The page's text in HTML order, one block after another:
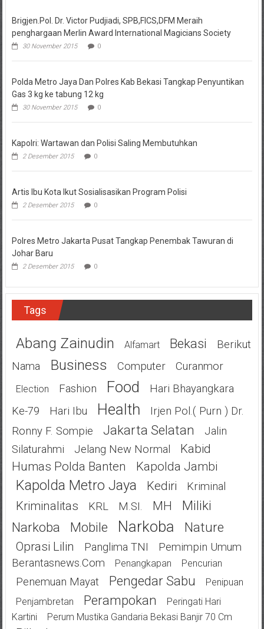
Brigjen.Pol. Dr. Victor Pudjiadi, SPB,FICS,DFM Meraih
penghargaan Merlin Award International Magicians Society
30 November 2015 0
Polda Metro Jaya Dan Polres Kab Bekasi Tangkap Penyuntikan
Gas 3 kg ke tabung 12 kg
30 November 2015 0
Kapolri: Wartawan dan Polisi Saling Membutuhkan
2 Desember 2015 0
Artis Ibu Kota Ikut Sosialisasikan Program Polisi
2 Desember 2015 0
Polres Metro Jakarta Pusat Tangkap Penembak Tawuran di
Johar Baru
2 Desember 2015 0
Tags
Abang Zainudin Alfamart Bekasi
Berikut
Nama
Business Computer Curanmor
Election Fashion Food
Hari Bhayangkara
Ke-79
Hari Ibu Health
Irjen Pol.( Purn ) Dr.
Ronny F. Sompie
Jakarta Selatan
Jalin
Silaturahmi
Jelang New Normal
Kabid
Humas Polda Banten
Kapolda Jambi
Kapolda Metro Jaya Kediri Kriminal
Kriminalitas KRL M.SI. MH
Miliki
Narkoba
Mobile Narkoba Nature
Oprasi Lilin Panglima TNI
Pemimpin Umum
Berantasnews.com
Penangkapan Pencurian
Penemuan Mayat Pengedar Sabu
Penipuan
Penjambretan
Perampokan
Peringati Hari
Kartini
Perum Mustika Gandaria Bekasi Banjir 70 Cm